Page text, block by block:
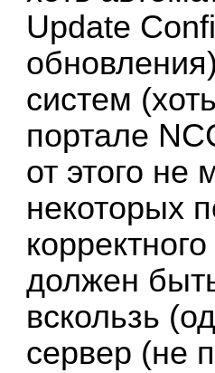
Update
систем
портале
от этого не
некоторых
должен
вскользь
сервер (не